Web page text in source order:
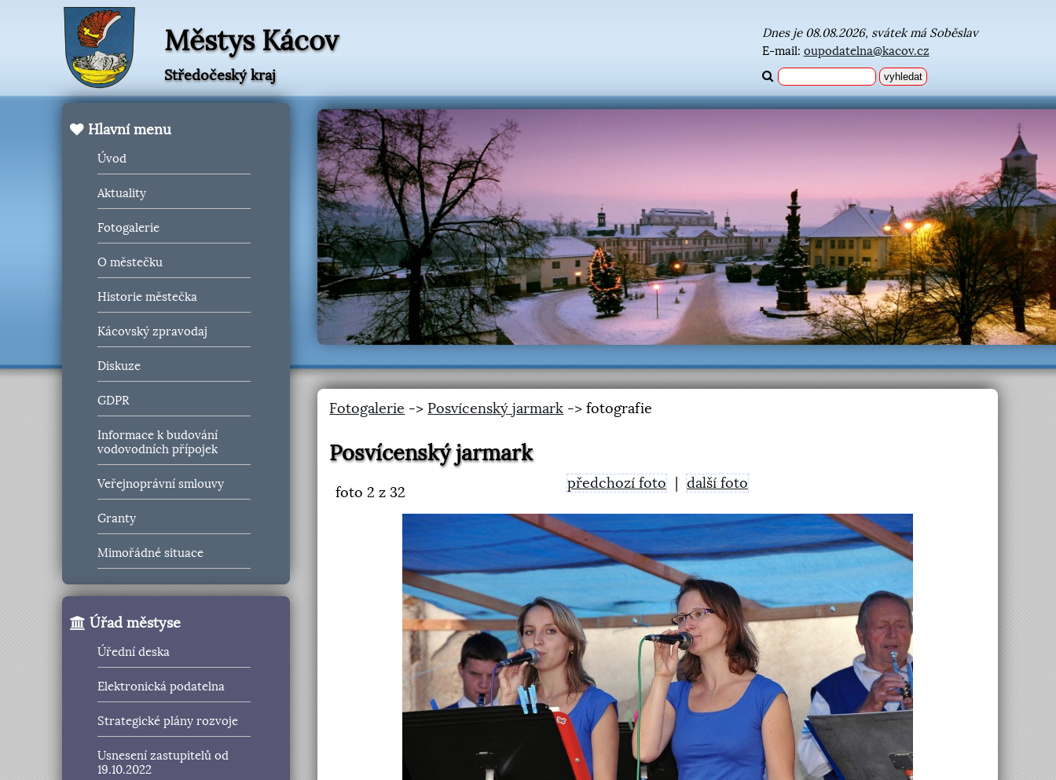
Městys Kácov
Středočeský kraj
Dnes je 08.08.2026, svátek má Soběslav
E-mail: oupodatelna@kacov.cz
Hlavní menu
Úvod
Aktuality
Fotogalerie
O městečku
Historie městečka
Kácovský zpravodaj
Diskuze
GDPR
Informace k budování
vodovodních přípojek
Veřejnoprávní smlouvy
Granty
Mimořádné situace
Úřad městyse
Úřední deska
Elektronická podatelna
Strategické plány rozvoje
Usnesení zastupitelů od
19.10.2022
Fotogalerie -> Posvícenský jarmark -> fotografie
Posvícenský jarmark
foto2 z 32
předchozí foto další foto
< >